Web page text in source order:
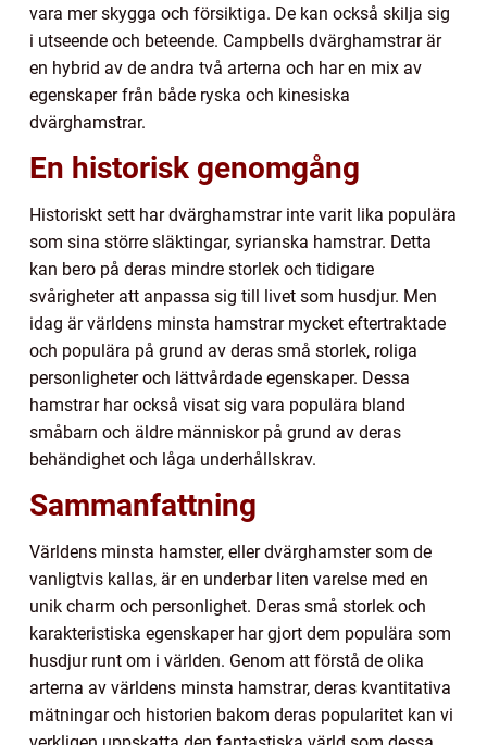
vara mer skygga och försiktiga. De kan också skilja sig
i utseende och beteende. Campbells dvärghamstrar är
en hybrid av de andra två arterna och har en mix av
egenskaper från både ryska och kinesiska
dvärghamstrar.
En historisk genomgång
Historiskt sett har dvärghamstrar inte varit lika populära
som sina större släktingar, syrianska hamstrar. Detta
kan bero på deras mindre storlek och tidigare
svårigheter att anpassa sig till livet som husdjur. Men
idag är världens minsta hamstrar mycket eftertraktade
och populära på grund av deras små storlek, roliga
personligheter och lättvårdade egenskaper. Dessa
hamstrar har också visat sig vara populära bland
småbarn och äldre människor på grund av deras
behändighet och låga underhållskrav.
Sammanfattning
Världens minsta hamster, eller dvärghamster som de
vanligtvis kallas, är en underbar liten varelse med en
unik charm och personlighet. Deras små storlek och
karakteristiska egenskaper har gjort dem populära som
husdjur runt om i världen. Genom att förstå de olika
arterna av världens minsta hamstrar, deras kvantitativa
mätningar och historien bakom deras popularitet kan vi